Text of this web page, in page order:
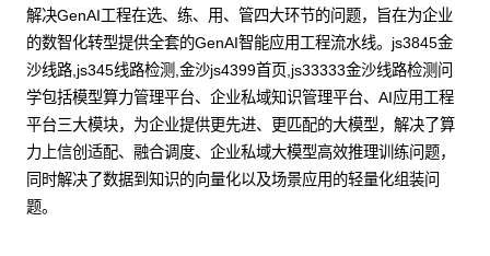
解决GenAI工程在选、练、用、管四大环节的问题，旨在为企业
的数智化转型提供全套的GenAI智能应用工程流水线。js3845金
沙线路,js345线路检测,金沙js4399首页,js33333金沙线路检测问
学包括模型算力管理平台、企业私域知识管理平台、AI应用工程
平台三大模块，为企业提供更先进、更匹配的大模型，解决了算
力上信创适配、融合调度、企业私域大模型高效推理训练问题，
同时解决了数据到知识的向量化以及场景应用的轻量化组装问
题。